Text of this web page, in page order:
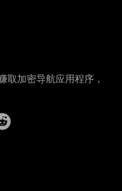
加密导航应用程序，